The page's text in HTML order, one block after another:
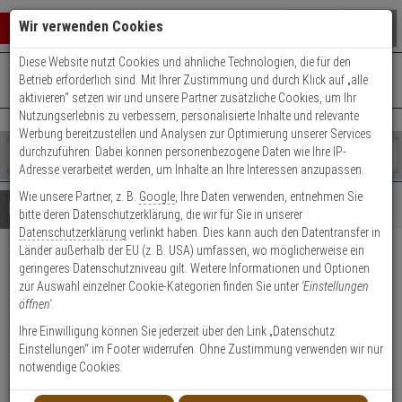
Warenkorb schließen
0 ARTIKEL IM WARENKORB
Ihr Warenkorb ist momentan leer.
Ergebnisse ()
Fertig
Shop
durchsuchen
Bitte
geben
Sie
mindestens
Zeichen
ein,
um
Suche
Es
wurde
noch
Kategorien
Suche
gestartet
+49 (0)821 899 493-0Mo. - Do.: 8:00 - 16:30 | Fr.: 8:00 - 14:00 Uhr
Kontaktservice nutzen
Details Beratung Beliebte 6 Megapixel Artikel
Mobotix Mx-O-SMA-S-6L237
B237 Nacht LPF Modul 6MP
Produktmerkmale
Datenblatt drucken
Wir verwenden Cookies
Diese Website nutzt Cookies und ähnliche Technologien, die für den
Betrieb erforderlich sind. Mit Ihrer Zustimmung und durch Klick auf „alle
aktivieren“ setzen wir und unsere Partner zusätzliche Cookies, um Ihr
Nutzungserlebnis zu verbessern, personalisierte Inhalte und relevante
Werbung bereitzustellen und Analysen zur Optimierung unserer Services
durchzuführen. Dabei können personenbezogene Daten wie Ihre IP-
Adresse verarbeitet werden, um Inhalte an Ihre Interessen anzupassen.
Wie unsere Partner, z. B. Google , Ihre Daten verwenden, entnehmen Sie
bitte deren Datenschutzerklärung, die wir für Sie in unserer
Datenschutzerklärung verlinkt haben. Dies kann auch den Datentransfer in
Länder außerhalb der EU (z. B. USA) umfassen, wo möglicherweise ein
geringeres Datenschutzniveau gilt. Weitere Informationen und Optionen
zur Auswahl einzelner Cookie-Kategorien finden Sie unter 'Einstellungen
öffnen'.
Ihre Einwilligung können Sie jederzeit über den Link „Datenschutz
Einstellungen“ im Footer widerrufen. Ohne Zustimmung verwenden wir nur
notwendige Cookies.